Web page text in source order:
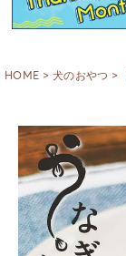
HOME 犬のおやつ